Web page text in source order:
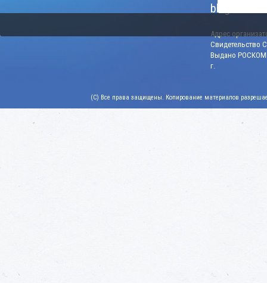
blago-
Адрес
Свидетельство
Выдано
г.
(C) Все права защищены. Копирование материалов